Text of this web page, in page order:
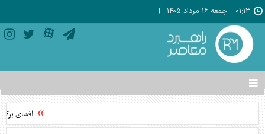
۰۱:۱۳ جمعه ۱۶ مرداد ۱۴۰۵
تغییر
وضعیت
منوی
ها
افشای